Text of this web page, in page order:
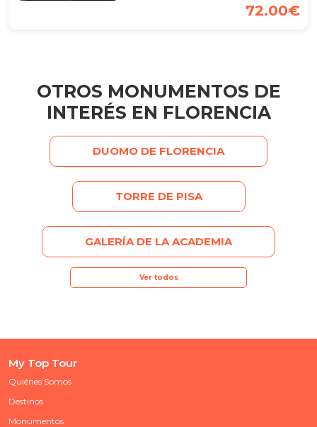
72.00€
OTROS MONUMENTOS DE
INTERÉS EN FLORENCIA
DUOMO DE FLORENCIA
TORRE DE PISA
GALERÍA DE LA ACADEMIA
Ver todos
My Top Tour
Quiénes Somos
Destinos
Monumentos